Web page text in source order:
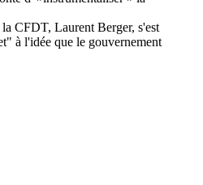
CFDT, Laurent Berger, s'est
à l'idée que le gouvernement